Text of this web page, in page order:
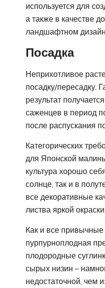
используется для
а также в качестве
ландшафтном
Посадка
Неприхотливое
посадку/пересадку.
результат
саженцев в период
после распускания
Категорических
для Японской
культура хорошо
солнце, так и в
все декоративные
листва яркой окраски.
Как и все
пурпурноплодная
плодородные
сырых низин –
недостаточной, чем